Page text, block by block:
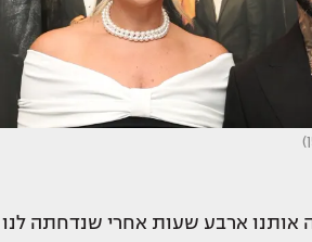
אותנו ארבע שעות אחרי שנדחתה לנו